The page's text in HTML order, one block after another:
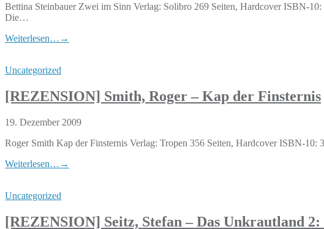
Bettina Steinbauer Zwei im Sinn Verlag: Solibro 269 Seiten, Hardcover ISBN-
Die…
Weiterlesen… →
Uncategorized
[REZENSION] Smith, Roger – Kap der Finsternis
19. Dezember 2009
Roger Smith Kap der Finsternis Verlag: Tropen 356 Seiten, Hardcover ISBN-
Weiterlesen… →
Uncategorized
[REZENSION] Seitz, Stefan – Das Unkrautland